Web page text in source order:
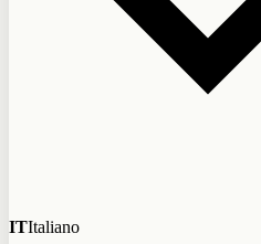
ITItaliano